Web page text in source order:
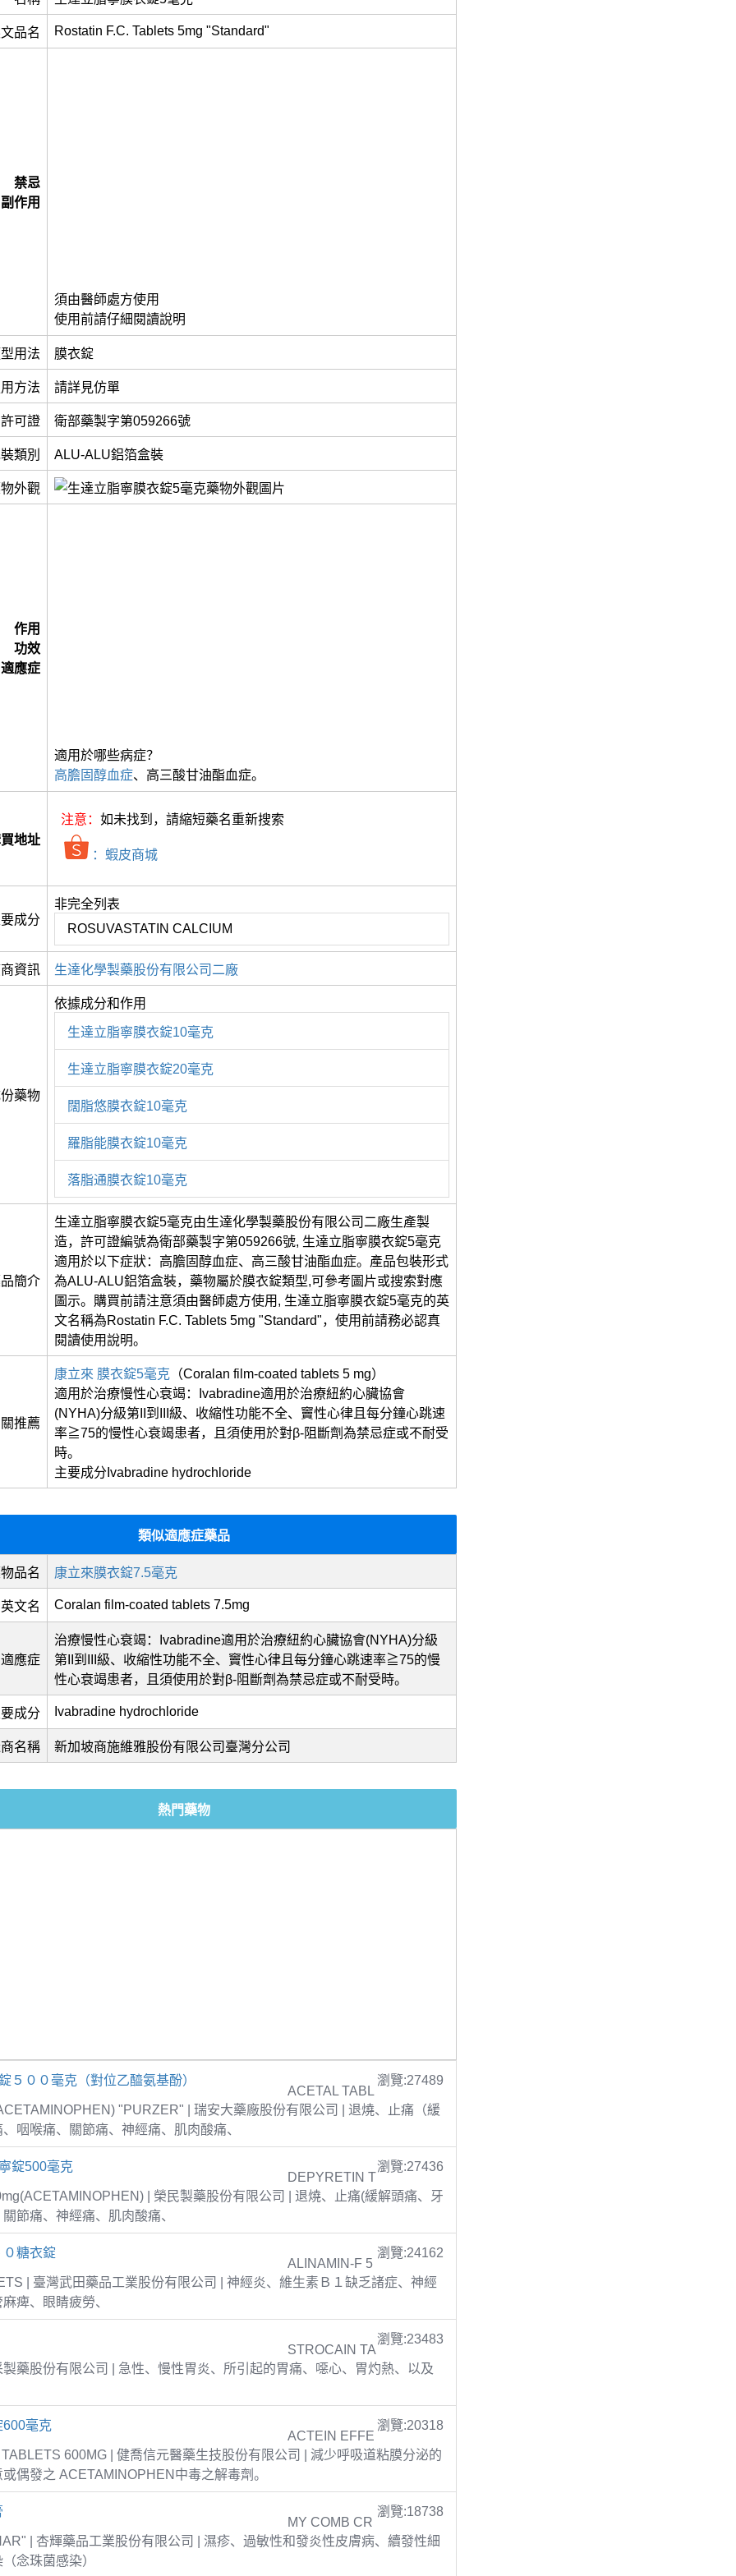
品名 Rostatin F.C. Tablets 5mg "Standard"
禁忌
副作用
須由醫師處方使用
使用前請仔細閱讀說明
用法 膜衣錠
方法 請詳見仿單
許可證 衛部藥製字第059266號
類別 ALU-ALU鋁箔盒裝
外觀
作用
功效
適應症
適用於哪些病症？
高膽固醇血症、高三酸甘油酯血症。
地址
注意： 如未找到，請縮短藥名重新搜索
：蝦皮商城
成分
非完全列表
ROSUVASTATIN CALCIUM
資訊 生達化學製藥股份有限公司二廠
藥物
依據成分和作用
生達立脂寧膜衣錠10毫克
生達立脂寧膜衣錠20毫克
闊脂悠膜衣錠10毫克
羅脂能膜衣錠10毫克
落脂通膜衣錠10毫克
簡介
生達立脂寧膜衣錠5毫克由生達化學製藥股份有限公司二廠生產製
造，許可證編號為衛部藥製字第059266號, 生達立脂寧膜衣錠5毫克
適用於以下症狀：高膽固醇血症、高三酸甘油酯血症。產品包裝形式
為ALU-ALU鋁箔盒裝，藥物屬於膜衣錠類型,可參考圖片或搜索對應
圖示。購買前請注意須由醫師處方使用, 生達立脂寧膜衣錠5毫克的英
文名稱為Rostatin F.C. Tablets 5mg "Standard"，使用前請務必認真
閱讀使用說明。
推薦
康立來 膜衣錠5毫克 （Coralan film-coated tablets 5 mg）
適用於治療慢性心衰竭：Ivabradine適用於治療紐約心臟協會
(NYHA)分級第II到III級、收縮性功能不全、竇性心律且每分鐘心跳速
率≧75的慢性心衰竭患者，且須使用於對β-阻斷劑為禁忌症或不耐受
時。
主要成分Ivabradine hydrochloride
類似適應症藥品
品名 康立來膜衣錠7.5毫克
英文名 Coralan film-coated tablets 7.5mg
適應症
治療慢性心衰竭：Ivabradine適用於治療紐約心臟協會(NYHA)分級
第II到III級、收縮性功能不全、竇性心律且每分鐘心跳速率≧75的慢
性心衰竭患者，且須使用於對β-阻斷劑為禁忌症或不耐受時。
成分 Ivabradine hydrochloride
名稱 新加坡商施維雅股份有限公司臺灣分公司
熱門藥物
５００毫克（對位乙醯氨基酚） 瀏覽:27489
ACETAL TABL
"PURZER" | 瑞安大藥廠股份有限公司 | 退燒、止痛（緩
咽喉痛、關節痛、神經痛、肌肉酸痛、
錠500毫克 瀏覽:27436
DEPYRETIN T
| 榮民製藥股份有限公司 | 退燒、止痛(緩解頭痛、牙
節痛、神經痛、肌肉酸痛、
糖衣錠 瀏覽:24162
ALINAMIN-F 5
| 臺灣武田藥品工業股份有限公司 | 神經炎、維生素Ｂ１缺乏諸症、神經
痺、眼睛疲勞、
瀏覽:23483
STROCAIN TA
藥股份有限公司 | 急性、慢性胃炎、所引起的胃痛、噁心、胃灼熱、以及
600毫克 瀏覽:20318
ACTEIN EFFE
600MG | 健喬信元醫藥生技股份有限公司 | 減少呼吸道粘膜分泌的
偶發之 ACETAMINOPHEN中毒之解毒劑。
瀏覽:18738
MY COMB CR
| 杏輝藥品工業股份有限公司 | 濕疹、過敏性和發炎性皮膚病、續發性細
念珠菌感染）